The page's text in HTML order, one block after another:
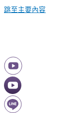
跳至主要內容